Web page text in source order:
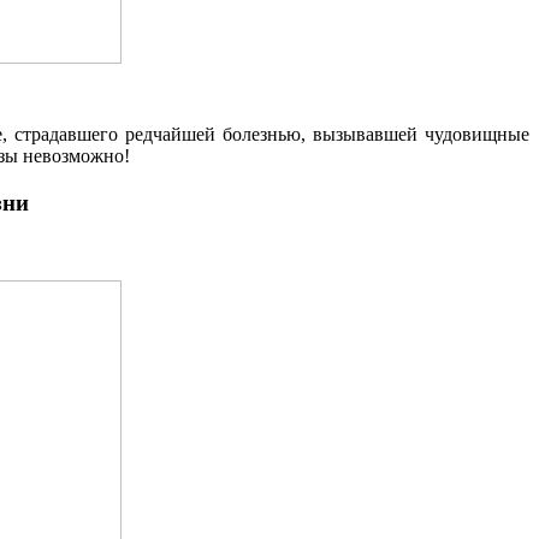
редчайшей болезнью, вызывавшей чудовищные
невозможно!